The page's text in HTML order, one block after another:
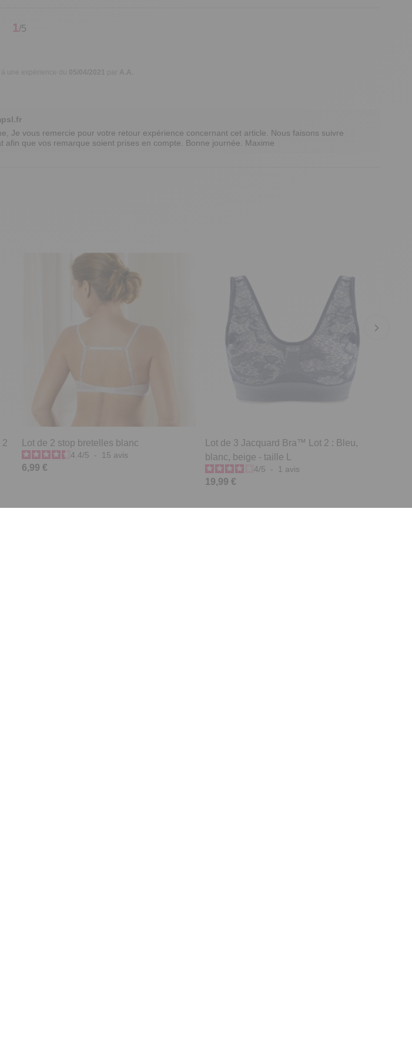
1/5
Je vous remercie pour votre retour expérience concernant cet article. Nous faisons suivre
afin que vos remarque soient prises en compte. Bonne journée. Maxime
2
Lot de 2 stop bretelles blanc
4.4/5 - 15 avis
6,99 €
Lot de 3 Jacquard Bra™ Lot 2 : Bleu,
blanc, beige - taille L
4/5 - 1 avis
19,99 €